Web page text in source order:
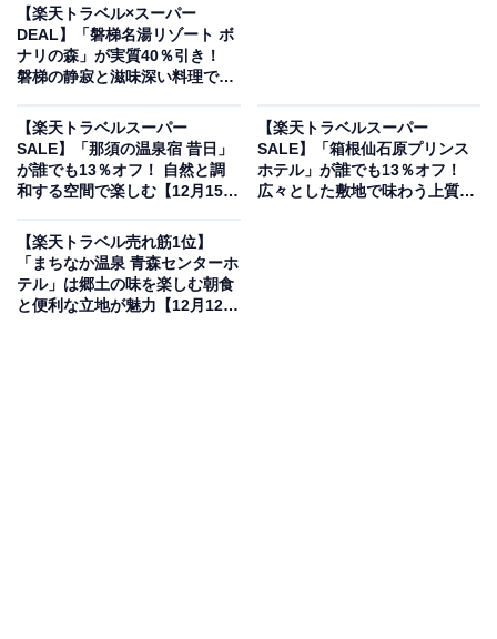
「岐阜県の300～101室以上のホテル・旅館」で1位を獲
得しているのは、「下呂温泉 水明館」です。
【楽天トラベル×スーパー
DEAL】「磐梯名湯リゾート ボ
ナリの森」が実質40％引き！
磐梯の静寂と滋味深い料理で心
【楽天トラベルスーパー
SALE】「那須の温泉宿 昔日」
が誰でも13％オフ！ 自然と調
和する空間で楽しむ【12月15
【楽天トラベルスーパー
SALE】「箱根仙石原プリンス
ホテル」が誰でも13％オフ！
広々とした敷地で味わう上質な
【楽天トラベル売れ筋1位】
「まちなか温泉 青森センターホ
テル」は郷土の味を楽しむ朝食
と便利な立地が魅力【12月12